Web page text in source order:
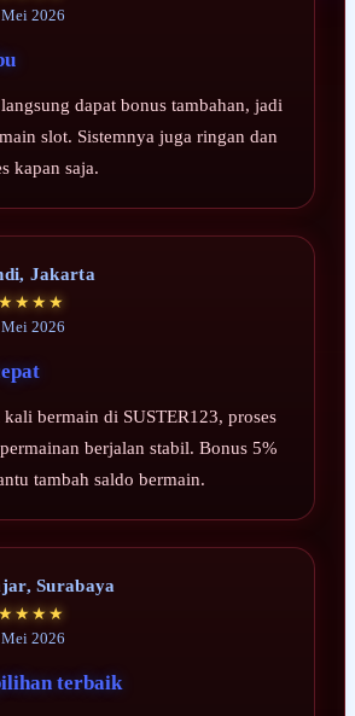
2026
dapat bonus tambahan, jadi
slot. Sistemnya juga ringan dan
kapan saja.
Jakarta
2026
kali bermain di SUSTER123, proses
berjalan stabil. Bonus 5%
tambah saldo bermain.
Surabaya
2026
terbaik